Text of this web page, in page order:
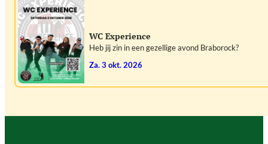
WC Experience
Heb jij zin in een gezellige avond Braborock?
za. 3 okt. 2026